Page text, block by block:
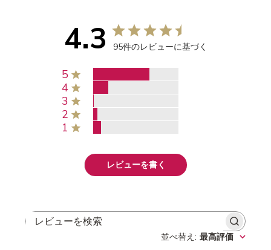
4.3 95件のレビューに基づく
5
4
3
2
1
レビューを書く
並べ替え : 最高評価